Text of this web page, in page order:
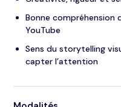
Bonne compréhension
YouTube
Sens du storytelling
capter l’attention